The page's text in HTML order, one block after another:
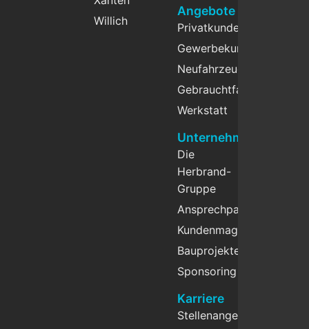
Willich
Angebote
Privatkunden
Gewerbekunden
Neufahrzeuge
Gebrauchtfahrzeuge
Werkstatt
Unternehmen
Die
Herbrand-
Gruppe
Ansprechpartner
Kundenmagazin
Bauprojekte
Sponsoring
Karriere
Stellenangebote